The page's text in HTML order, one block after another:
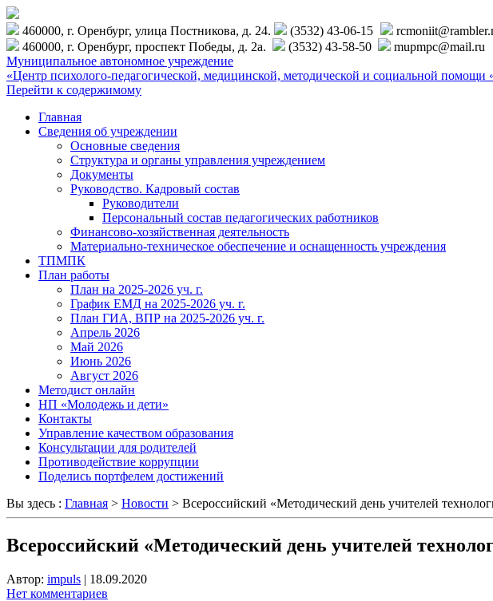
460000, г. Оренбург, улица Постникова, д. 24. (3532) 43-06-15
460000, г. Оренбург, проспект Победы, д. 2а.
(3532) 43-58-50
mupmpc@mail.ru
Муниципальное автономное учреждение
«Центр психолого-педагогической, медицинской, методической и социальной
Перейти к содержимому
Главная
Сведения об учреждении
Основные сведения
Структура и органы управления учреждением
Документы
Руководство. Кадровый состав
Руководители
Персональный состав педагогических работников
Финансово-хозяйственная деятельность
Материально-техническое обеспечение и оснащенность учреждения
ТПМПК
План работы
План на 2025-2026 уч. г.
График ЕМД на 2025-2026 уч. г.
План ГИА, ВПР на 2025-2026 уч. г.
Апрель 2026
Май 2026
Июнь 2026
Август 2026
Методист онлайн
НП «Молодежь и дети»
Контакты
Управление качеством образования
Консультации для родителей
Противодействие коррупции
Поделись портфелем достижений
Вы здесь : Главная > Новости > Всероссийский «Методический день учителей
Всероссийский «Методический день учителей
Автор: impuls | 18.09.2020
Нет комментариев